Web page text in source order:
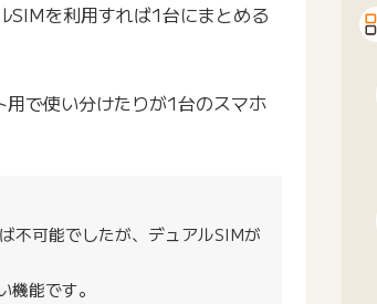
SIMを利用すれば1台にまとめる
で使い分けたりが1台のスマホ
不可能でしたが、デュアルSIMが
能です。